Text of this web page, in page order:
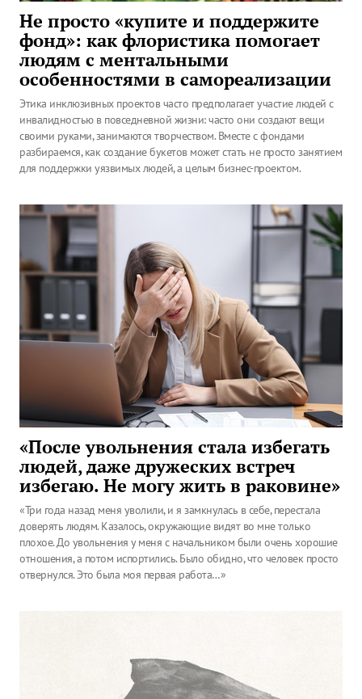
Не просто «купите и поддержите
фонд»: как флористика помогает
людям с ментальными
особенностями в самореализации
Этика инклюзивных проектов часто предполагает участие людей с
инвалидностью в повседневной жизни: часто они создают вещи
своими руками, занимаются творчеством. Вместе с фондами
разбираемся, как создание букетов может стать не просто занятием
для поддержки уязвимых людей, а целым бизнес-проектом.
«После увольнения стала избегать
людей, даже дружеских встреч
избегаю. Не могу жить в раковине»
«Три года назад меня уволили, и я замкнулась в себе, перестала
доверять людям. Казалось, окружающие видят во мне только
плохое. До увольнения у меня с начальником были очень хорошие
отношения, а потом испортились. Было обидно, что человек просто
отвернулся. Это была моя первая работа…»